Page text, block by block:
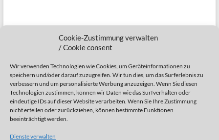
Cookie-Zustimmung verwalten
/ Cookie consent
Wir verwenden Technologien wie Cookies, um Geräteinformationen zu
speichern und/oder darauf zuzugreifen. Wir tun dies, um das Surferlebnis zu
verbessern und um personalisierte Werbung anzuzeigen. Wenn Sie diesen
Technologien zustimmen, können wir Daten wie das Surfverhalten oder
eindeutige IDs auf dieser Website verarbeiten. Wenn Sie Ihre Zustimmung
nicht erteilen oder zurückziehen, können bestimmte Funktionen
beeinträchtigt werden.
Dienste verwalten
.....